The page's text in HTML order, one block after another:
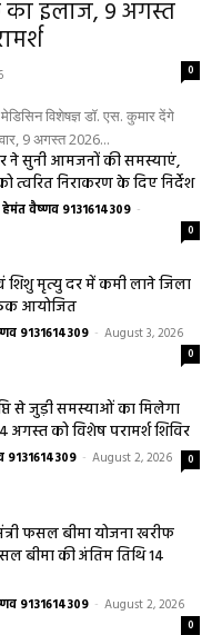
इलाज, 9 अगस्त
0
विशेषज्ञ डॉ. एस. कुमार देंगे
9 अगस्त 2026...
ने सुनी आमजनों की समस्याएं,
त्वरित निराकरण के दिए निर्देश
हेमंत वैष्णव 9131614309 -
0
मृत्यु दर में कमी लाने जिला
आयोजित
9131614309 - August 3, 2026
0
से जुड़ी समस्याओं का मिलेगा
को विशेष परामर्श शिविर
9131614309 - August 2, 2026 0
फसल बीमा योजना खरीफ
बीमा की अंतिम तिथि 14
9131614309 - August 2, 2026
0